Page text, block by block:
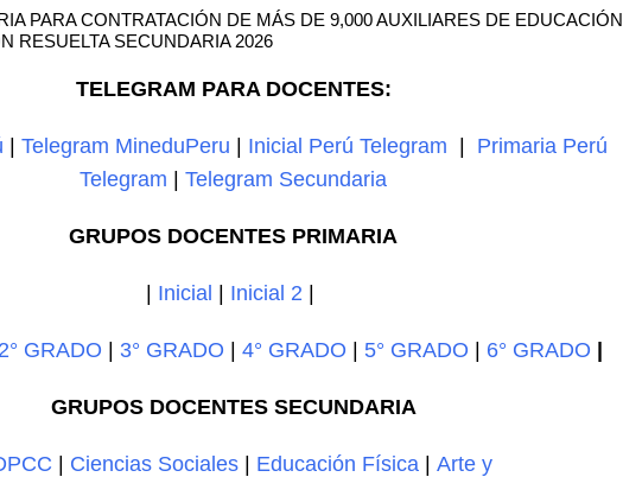
PARA CONTRATACIÓN DE MÁS DE 9,000 AUXILIARES DE EDUCACIÓN
RESUELTA SECUNDARIA 2026
TELEGRAM PARA DOCENTES:
|Telegram MineduPeru Inicial Perú Telegram
Primaria Perú
Telegram |Telegram Secundaria
GRUPOS DOCENTES PRIMARIA
Inicial Inicial 2
2° GRADO 3° GRADO |4° GRADO 5° GRADO 6° GRADO
GRUPOS DOCENTES SECUNDARIA
Ciencias Sociales Educación Física |Arte y